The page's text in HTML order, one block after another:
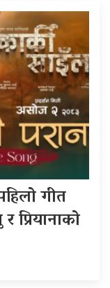
गीत
प्रियानाको